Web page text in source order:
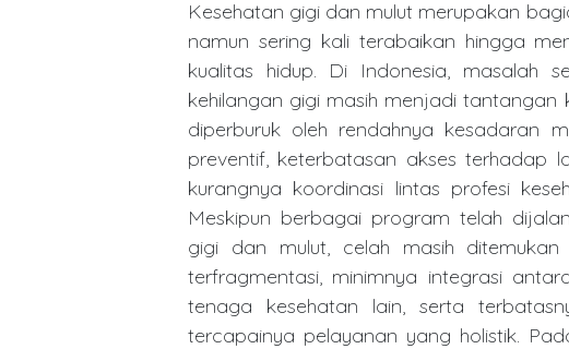
Kesehatan gigi dan mulut merupakan
namun sering kali terabaikan hingga
kualitas hidup. Di Indonesia, masalah
kehilangan gigi masih menjadi tantangan
diperburuk oleh rendahnya kesadaran
preventif, keterbatasan akses terhadap
kurangnya koordinasi lintas profesi
Meskipun berbagai program telah
gigi dan mulut, celah masih
terfragmentasi, minimnya integrasi
tenaga kesehatan lain, serta
tercapainya pelayanan yang holistik.